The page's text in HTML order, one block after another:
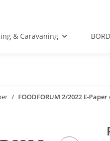
& Caravaning
FOODFORUM 2/2022 E-